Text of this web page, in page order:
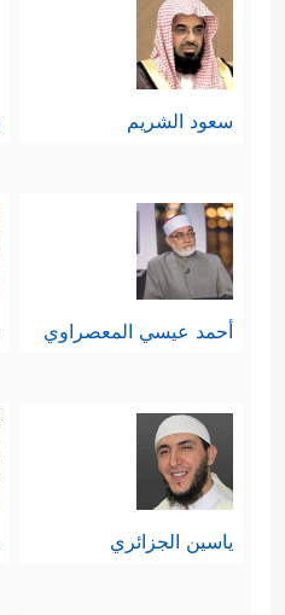
سعود الشريم
أحمد عيسي المعصراوي
ياسين الجزائري